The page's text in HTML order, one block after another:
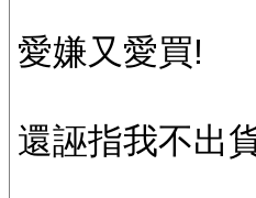
愛嫌又愛買!
還誣指我不出貨